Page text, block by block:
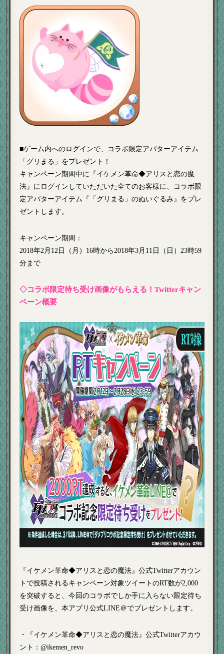
■ゲーム内へのログインで、コラボ限定アバターアイテム
「グリまる」をプレゼント！
キャンペーン期間中に『イケメン革命◆アリスと恋の魔
法』にログインしていただいた全てのお客様に、コラボ限
定アバターアイテム『「グリまる」のぬいぐるみ』をプレ
ゼントします。
キャンペーン期間 ：
2018年2月12日（月）16時から 2018年3月11日（日）23時59
分まで
◇コラボ限定待ち受け画像がもらえる！Twitterキャン
ペーン概要
『イケメン革命◆アリスと恋の魔法』公式Twitterアカウン
トで投稿されるキャンペーン対象ツイートのRT数が2,000
を突破すると、今回のコラボでしか手に入らない限定待ち
受け画像を、本アプリ公式LINE＠でプレゼントします。
・『イケメン革命◆アリスと恋の魔法』公式Twitterアカウ
ント：@ikemen_revo